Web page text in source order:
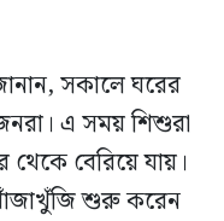
সকালে ঘরের
এ সময় শিশুরা
বেরিয়ে যায়।
শুরু করেন